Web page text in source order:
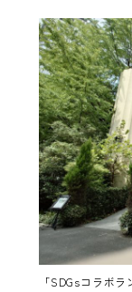
「SDGsコラボ